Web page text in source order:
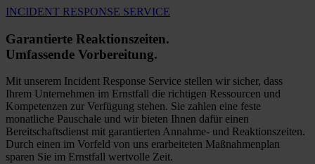
INCIDENT RESPONSE SERVICE
Garantierte Reaktionszeiten.
Umfassende Vorbereitung.
Mit unserem Incident Response Service stellen wir sicher, dass
Ihrem Unternehmen im Ernstfall die richtigen Ressourcen und
Kompetenzen zur Verfügung stehen. Sie zahlen eine feste
monatliche Pauschale und wir bieten Ihnen dafür einen
Bereitschaftsdienst mit garantierten Annahme- und Reaktionszeiten.
Durch einen im Vorfeld von uns erarbeiteten Maßnahmenplan
sparen Sie im Ernstfall wertvolle Zeit.